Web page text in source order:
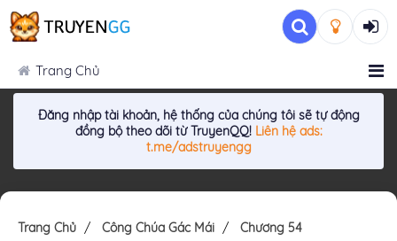
Trang Chủ
Đăng nhập tài khoản, hệ thống của chúng tôi sẽ tự động
đồng bộ theo dõi từ TruyenQQ! Liên hệ ads:
t.me/adstruyengg
Trang Chủ Công Chúa Gác Mái Chương 54